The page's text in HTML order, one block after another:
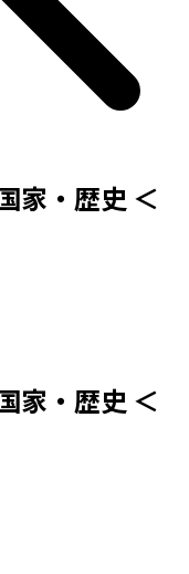
家・歴史 ＜
家・歴史 ＜